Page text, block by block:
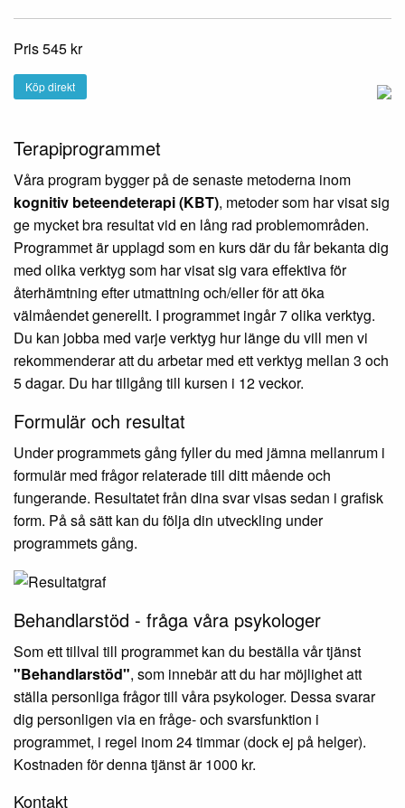
Pris 545 kr
Köp direkt
Terapiprogrammet
Våra program bygger på de senaste metoderna inom
kognitiv beteendeterapi (KBT), metoder som har visat sig
ge mycket bra resultat vid en lång rad problemområden.
Programmet är upplagd som en kurs där du får bekanta dig
med olika verktyg som har visat sig vara effektiva för
återhämtning efter utmattning och/eller för att öka
välmåendet generellt. I programmet ingår 7 olika verktyg.
Du kan jobba med varje verktyg hur länge du vill men vi
rekommenderar att du arbetar med ett verktyg mellan 3 och
5 dagar. Du har tillgång till kursen i 12 veckor.
Formulär och resultat
Under programmets gång fyller du med jämna mellanrum i
formulär med frågor relaterade till ditt mående och
fungerande. Resultatet från dina svar visas sedan i grafisk
form. På så sätt kan du följa din utveckling under
programmets gång.
Behandlarstöd - fråga våra psykologer
Som ett tillval till programmet kan du beställa vår tjänst
"Behandlarstöd", som innebär att du har möjlighet att
ställa personliga frågor till våra psykologer. Dessa svarar
dig personligen via en fråge- och svarsfunktion i
programmet, i regel inom 24 timmar (dock ej på helger).
Kostnaden för denna tjänst är 1000 kr.
Kontakt